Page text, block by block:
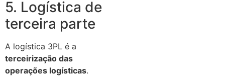
5. Logística de
terceira parte
A logística 3PL é a
terceirização das
operações logísticas.